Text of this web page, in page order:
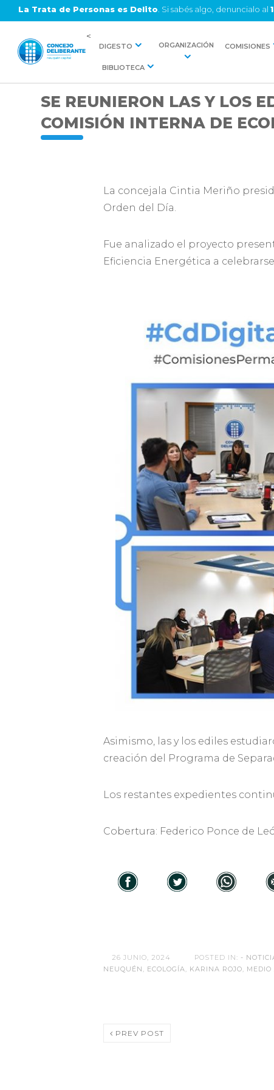
La Trata de Personas es Delito . Si sabés algo, denuncialo al
<
DIGESTO ORGANIZACIÓN COMISIONES
BIBLIOTECA
SE REUNIERON LAS Y LOS
COMISIÓN INTERNA DE
La concejala Cintia Meriño
Orden del Día.
Fue analizado el proyecto
Eficiencia Energética a
Asimismo, las y los ediles
creación del Programa de
Los restantes expedientes
Cobertura: Federico Ponce de
26 JUNIO, 2024 POSTED IN: -
NEUQUÉN , ECOLOGÍA, KARINA ROJO,
PREV POST